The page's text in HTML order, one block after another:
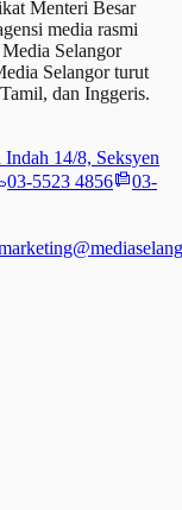
Menteri Besar
media rasmi
Selangor
Selangor turut
dan Inggeris.
14/8, Seksyen
03-5523 4856
03-